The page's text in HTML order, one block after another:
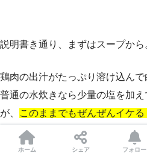
説明書き通り、まずはスープから
鶏肉の出汁がたっぷり溶け込んで
普通の水炊きなら少量の塩を加
が、
このままでもぜんぜんイケる
スープにはゆるいとろみがつい
出してるに違いありません！
ホーム シェア フォロー